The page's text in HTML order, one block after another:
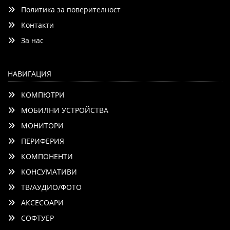
Политика за поверителност
Контакти
За нас
НАВИГАЦИЯ
КОМПЮТРИ
МОБИЛНИ УСТРОЙСТВА
МОНИТОРИ
ПЕРИФЕРИЯ
КОМПОНЕНТИ
КОНСУМАТИВИ
ТВ/АУДИО/ФОТО
АКСЕСОАРИ
СОФТУЕР